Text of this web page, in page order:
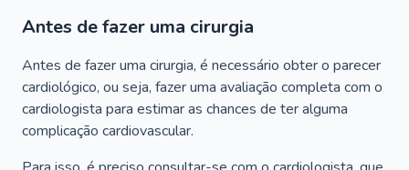
Antes de fazer uma cirurgia
Antes de fazer uma cirurgia, é necessário obter o parecer
cardiológico, ou seja, fazer uma avaliação completa com o
cardiologista para estimar as chances de ter alguma
complicação cardiovascular.